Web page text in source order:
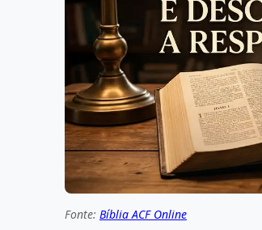
Fonte: Bíblia ACF Online